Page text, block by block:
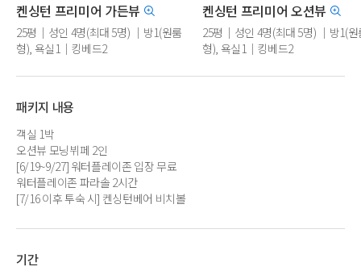
켄싱턴 프리미어 가든뷰
25평｜성인 4명(최대 5명) ｜방1(원룸
형), 욕실1｜킹베드2
켄싱턴 프리미어 오션뷰
25평｜성인 4명(최대 5명) ｜방1(원
형), 욕실1｜킹베드2
패키지 내용
객실 1박
오션뷰 모닝뷔페 2인
[6/19~9/27] 워터플레이존 입장 무료
워터플레이존 파라솔 2시간
[7/16 이후 투숙 시] 켄싱턴베어 비치볼
기간